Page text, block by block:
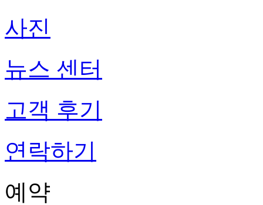
사진
뉴스 센터
고객 후기
연락하기
예약